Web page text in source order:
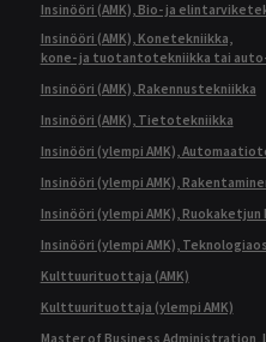
Insinööri (AMK), Bio- ja
Insinööri (AMK), Konetekniikka,
kone- ja tuotantotekniikka tai
Insinööri (AMK), Rakennustekniikka
Insinööri (AMK), Tietotekniikka
Insinööri (ylempi AMK),
Insinööri (ylempi AMK),
Insinööri (ylempi AMK),
Insinööri (ylempi AMK),
Kulttuurituottaja (AMK)
Kulttuurituottaja (ylempi AMK)